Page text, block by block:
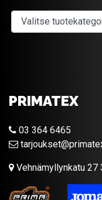
Valitse
PRIMATEX
03 364 6465
Vehnämyllynkatu 27